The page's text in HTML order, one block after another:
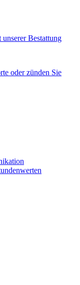
Bestattung
oder zünden Sie